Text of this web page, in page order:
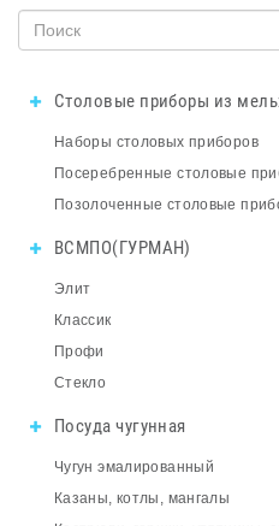
Столовые приборы из
Наборы столовых приборов
Посеребренные столовые
Позолоченные столовые
ВСМПО(ГУРМАН)
Элит
Классик
Профи
Стекло
Посуда чугунная
Чугун эмалированный
Казаны, котлы, мангалы